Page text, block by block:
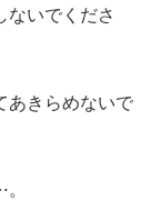
ないでくださ
あきらめないで